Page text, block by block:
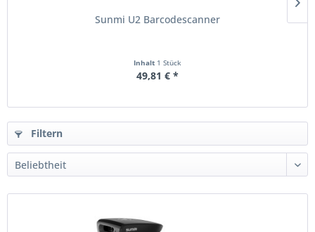
Sunmi U2 Barcodescanner
Inhalt 1 Stück
49,81 € *
Filtern